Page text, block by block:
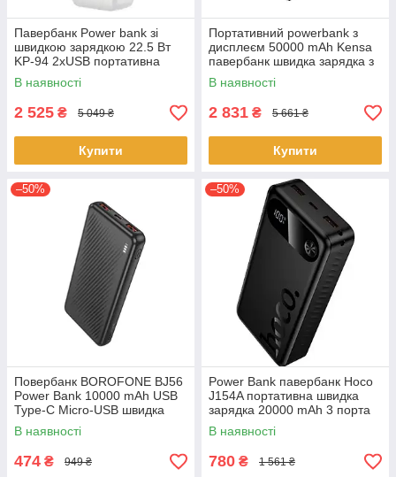
Павербанк Power bank зі
швидкою зарядкою 22.5 Вт
KP-94 2хUSB портативна
зарядка для телефона 50000
mAh QC Білий
В наявності
2 525 ₴ 5 049 ₴
Купити
Портативний powerbank з
дисплеєм 50000 mAh Kensa
павербанк швидка зарядка з
вбудованими кабелями
22.5W Чорний
В наявності
2 831 ₴ 5 661 ₴
Купити
–50%
Повербанк BOROFONE BJ56
Power Bank 10000 mAh USB
Type-C Micro-USB швидка
зарядка LED-індикатор 22,5
Вт Чорний
В наявності
474 ₴ 949 ₴
–50%
Power Bank павербанк Hoco
J154A портативна швидка
зарядка 20000 mAh 3 порта
USB Type-C USB-A LED-
дисплей 22,5 Вт Чорний
В наявності
780 ₴ 1 561 ₴